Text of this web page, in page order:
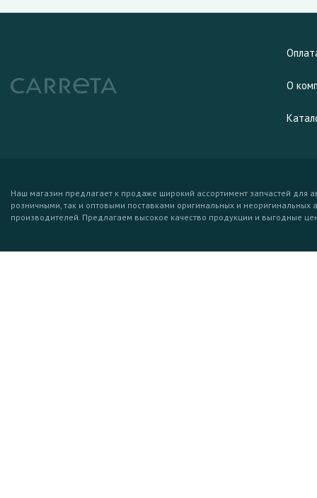
О
Наш магазин предлагает к продаже широкий ассортимент запчастей для
розничными, так и оптовыми поставками оригинальных и неоригинальных
производителей. Предлагаем высокое качество продукции и выгодные